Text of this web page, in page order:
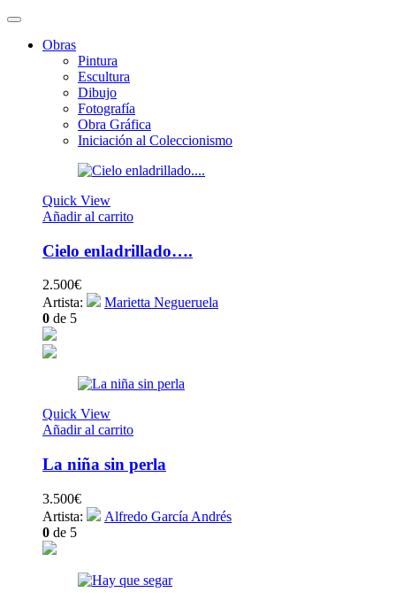
Obras
Pintura
Escultura
Dibujo
Fotografía
Obra Gráfica
Iniciación al Coleccionismo
Quick View
Añadir al carrito
Cielo enladrillado….
2.500€
Artista:
Marietta Negueruela
0 de 5
Quick View
Añadir al carrito
La niña sin perla
3.500€
Artista:
Alfredo García Andrés
0 de 5